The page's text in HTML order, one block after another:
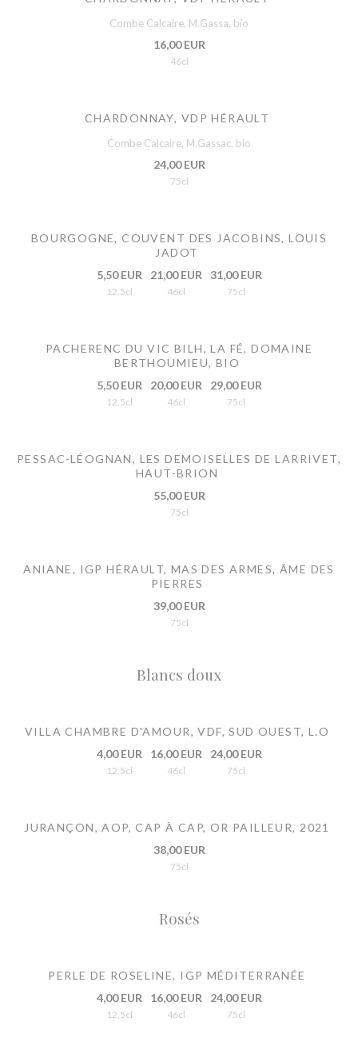
Combe Calcaire, M.Gassa, bio
16,00 EUR
46cl
CHARDONNAY, VDP HÉRAULT
Combe Calcaire, M.Gassac, bio
24,00 EUR
75cl
BOURGOGNE, COUVENT DES JACOBINS, LOUIS
JADOT
5,50 EUR
12,5cl
21,00 EUR
46cl
31,00 EUR
75cl
PACHERENC DU VIC BILH, LA FÉ, DOMAINE
BERTHOUMIEU, BIO
5,50 EUR
12,5cl
20,00 EUR
46cl
29,00 EUR
75cl
PESSAC-LÉOGNAN, LES DEMOISELLES DE LARRIVET,
HAUT-BRION
55,00 EUR
75cl
ANIANE, IGP HÉRAULT, MAS DES ARMES, ÂME DES
PIERRES
39,00 EUR
75cl
Blancs doux
VILLA CHAMBRE D'AMOUR, VDF, SUD OUEST, L.O
4,00 EUR
12,5cl
16,00 EUR
46cl
24,00 EUR
75cl
JURANÇON, AOP, CAP À CAP, OR PAILLEUR, 2021
38,00 EUR
75cl
Rosés
PERLE DE ROSELINE, IGP MÉDITERRANÉE
4,00 EUR
12,5cl
16,00 EUR
46cl
24,00 EUR
75cl